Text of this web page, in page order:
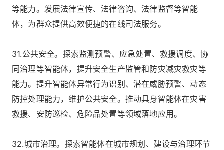
等能力。发展法律宣传、法律咨询、法律监督等智能
体，为群众提供高效便捷的在线司法服务。
31.公共安全。探索监测预警、应急处置、救援调度、协
同治理等智能体，提升安全生产监管和防灾减灾救灾等
能力。提升智能体异常行为识别、潜在威胁预警、动态
防控处理能力，维护公共安全。推动具身智能体在灾害
救援、安防巡检、危险品处置等领域落地应用。
32.城市治理。探索智能体在城市规划、建设与治理环节